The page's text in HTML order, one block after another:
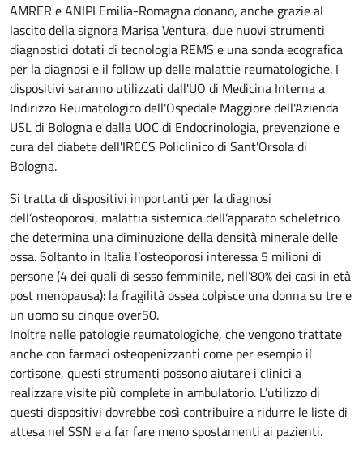
AMRER e ANIPI Emilia-Romagna donano, anche grazie al
lascito della signora Marisa Ventura, due nuovi strumenti
diagnostici dotati di tecnologia REMS e una sonda ecografica
per la diagnosi e il follow up delle malattie reumatologiche. I
dispositivi saranno utilizzati dall'UO di Medicina Interna a
Indirizzo Reumatologico dell'Ospedale Maggiore dell'Azienda
USL di Bologna e dalla UOC di Endocrinologia, prevenzione e
cura del diabete dell'IRCCS Policlinico di Sant'Orsola di
Bologna.
Si tratta di dispositivi importanti per la diagnosi
dell’osteoporosi, malattia sistemica dell’apparato scheletrico
che determina una diminuzione della densità minerale delle
ossa. Soltanto in Italia l’osteoporosi interessa 5 milioni di
persone (4 dei quali di sesso femminile, nell’80% dei casi in età
post menopausa): la fragilità ossea colpisce una donna su tre e
un uomo su cinque over50.
Inoltre nelle patologie reumatologiche, che vengono trattate
anche con farmaci osteopenizzanti come per esempio il
cortisone, questi strumenti possono aiutare i clinici a
realizzare visite più complete in ambulatorio. L’utilizzo di
questi dispositivi dovrebbe così contribuire a ridurre le liste di
attesa nel SSN e a far fare meno spostamenti ai pazienti.